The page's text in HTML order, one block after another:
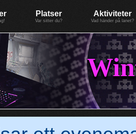
Platser
Var sitter du?
Aktiviteter
Vad händer på lanet?